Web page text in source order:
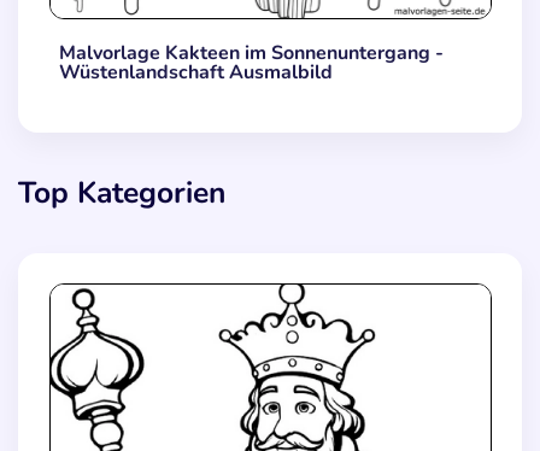
Malvorlage Kakteen im Sonnenuntergang -
Wüstenlandschaft Ausmalbild
Top Kategorien